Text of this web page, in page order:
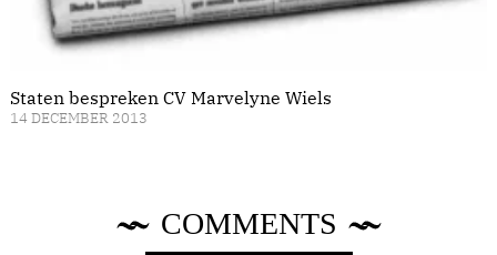
Staten bespreken CV Marvelyne Wiels
14 DECEMBER 2013
COMMENTS